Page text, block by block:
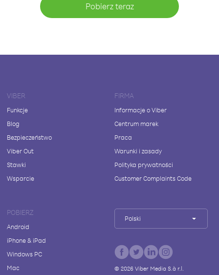
Pobierz teraz
VIBER
Funkcje
Blog
Bezpieczeństwo
Viber Out
Stawki
Wsparcie
FIRMA
Informacje o Viber
Centrum marek
Praca
Warunki i zasady
Polityka prywatności
Customer Complaints Code
POBIERZ
Android
iPhone & iPad
Windows PC
Mac
Polski
© 2026Viber Media S.à r.l.